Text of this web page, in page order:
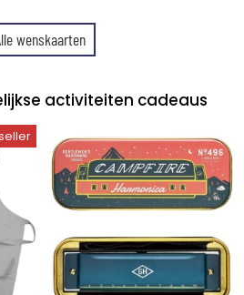
wenskaarten
activiteiten cadeaus